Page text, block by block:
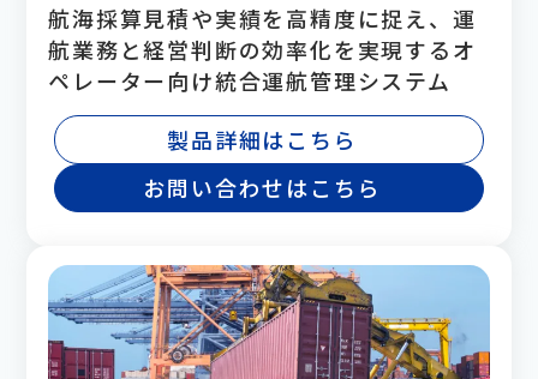
航海採算見積や実績を高精度に捉え、運
航業務と経営判断の効率化を実現するオ
ペレーター向け統合運航管理システム
製品詳細はこちら
お問い合わせはこちら